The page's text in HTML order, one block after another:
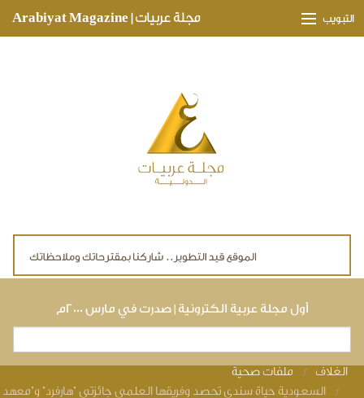
مجلة عربيات | Arabiyat Magazine التبويب
أول مجلة عربية الكترونية | صدرت في مارس ٢٠٠٠م
You are here
الغلاف
ملفات صحية
السعودية حياة سندي تحصد وفريقها العلمي جائزتي "هارفرد"